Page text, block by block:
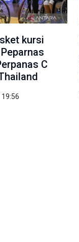
kursi
C